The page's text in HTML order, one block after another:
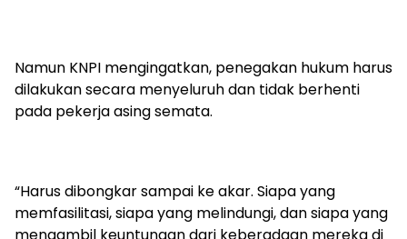
Namun KNPI mengingatkan, penegakan hukum harus
dilakukan secara menyeluruh dan tidak berhenti
pada pekerja asing semata.
“Harus dibongkar sampai ke akar. Siapa yang
memfasilitasi, siapa yang melindungi, dan siapa yang